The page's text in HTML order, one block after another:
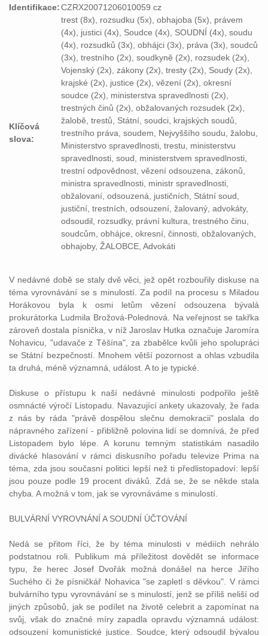
Identifikace:CZRX20071206010059 cz
Klíčová
slova:
trest (8x), rozsudku (5x), obhajoba (5x), právem
(4x), justici (4x), Soudce (4x), SOUDNÍ (4x), soudu
(4x), rozsudků (3x), obhájci (3x), práva (3x), soudců
(3x), trestního (2x), soudkyně (2x), rozsudek (2x),
Vojenský (2x), zákony (2x), tresty (2x), Soudy (2x),
krajské (2x), justice (2x), vězení (2x), okresní
soudce (2x), ministerstva spravedlnosti (2x),
trestných činů (2x), obžalovaných rozsudek (2x),
žalobě, trestů, Státní, soudci, krajských soudů,
trestního práva, soudem, Nejvyššího soudu, žalobu,
Ministerstvo spravedlnosti, trestu, ministerstvu
spravedlnosti, soud, ministerstvem spravedlnosti,
trestní odpovědnost, vězení odsouzena, zákonů,
ministra spravedlnosti, ministr spravedlnosti,
obžalovaní, odsouzená, justičních, Státní soud,
justiční, trestních, odsouzení, žalovaný, advokáty,
odsoudil, rozsudky, právní kultura, trestného činu,
soudcům, obhájce, okresní, činnosti, obžalovaných,
obhajoby, ŽALOBCE, Advokáti
V nedávné době se staly dvě věci, jež opět rozbouřily diskuse na
téma vyrovnávání se s minulostí. Za podíl na procesu s Miladou
Horákovou byla k osmi letům vězení odsouzena bývalá
prokurátorka Ludmila Brožová-Polednová. Na veřejnost se takřka
zároveň dostala písnička, v níž Jaroslav Hutka označuje Jaromíra
Nohavicu, "udavače z Těšína", za zbabělce kvůli jeho spolupráci
se Státní bezpečností. Mnohem větší pozornost a ohlas vzbudila
ta druhá, méně významná, událost. A to je typické.
Diskuse o přístupu k naší nedávné minulosti podpořilo ještě
osmnácté výročí Listopadu. Navazující ankety ukazovaly, že řada
z nás by ráda "právě dospělou slečnu demokracii" poslala do
nápravného zařízení - přibližně polovina lidí se domnívá, že před
Listopadem bylo lépe. A korunu temným statistikám nasadilo
divácké hlasování v rámci diskusního pořadu televize Prima na
téma, zda jsou současní politici lepší než ti předlistopadoví: lepší
jsou pouze podle 19 procent diváků. Zdá se, že se někde stala
chyba. A možná v tom, jak se vyrovnáváme s minulostí.
BULVÁRNÍ VYROVNÁNÍ A SOUDNÍ ÚČTOVÁNÍ
Nedá se přitom říci, že by téma minulosti v médiích nehrálo
podstatnou roli. Publikum má příležitost dovědět se informace
typu, že herec Josef Dvořák možná donášel na herce Jiřího
Suchého či že písničkář Nohavica "se zapletl s děvkou". V rámci
bulvárního typu vyrovnávání se s minulostí, jenž se příliš neliší od
jiných způsobů, jak se podílet na životě celebrit a zapomínat na
svůj, však do značné míry zapadla opravdu významná událost:
odsouzení komunistické justice Soudce , kterýodsoudil bývalou